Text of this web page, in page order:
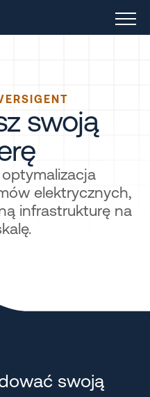
swoją
elektrycznych,
infrastrukturę na
swoją